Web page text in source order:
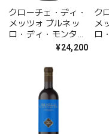
クローチェ・ディ・
メッツォ ブルネッ
ロ・ディ・モンタル
チーノ リゼルヴァ
¥24,200
ク
メ
ロ
チ